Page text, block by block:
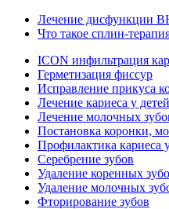
Лечение дисфункции
Что такое сплин-
ICON инфильтрация
Герметизация фиссур
Исправление прикуса
Лечение кариеса у детей
Лечение молочных
Постановка коронки,
Профилактика кариеса
Серебрение зубов
Удаление коренных
Удаление молочных
Фторирование зубов